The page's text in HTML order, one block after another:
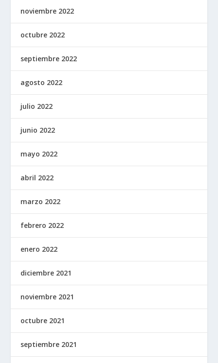
noviembre 2022
octubre 2022
septiembre 2022
agosto 2022
julio 2022
junio 2022
mayo 2022
abril 2022
marzo 2022
febrero 2022
enero 2022
diciembre 2021
noviembre 2021
octubre 2021
septiembre 2021